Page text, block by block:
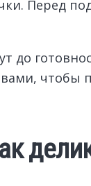
Перед
до
чтобы